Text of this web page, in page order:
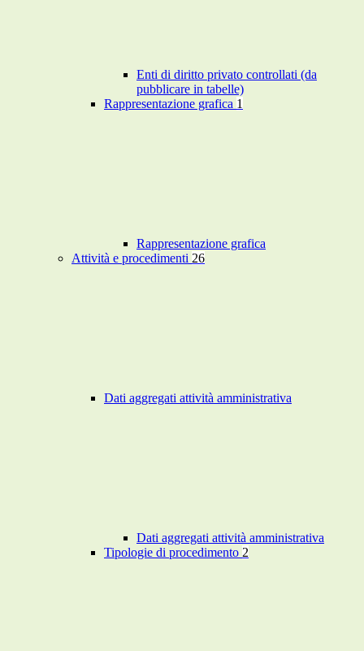
Enti di diritto privato controllati (da
pubblicare in tabelle)
Rappresentazione grafica 1
Rappresentazione grafica
Attività e procedimenti 26
Dati aggregati attività amministrativa
Dati aggregati attività amministrativa
Tipologie di procedimento 2